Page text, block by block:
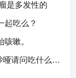
是多发性的
起吃么？
嗽。
你好，鼻炎犯了，鼻子不通，嗓子沙哑请问吃什么药比较好？